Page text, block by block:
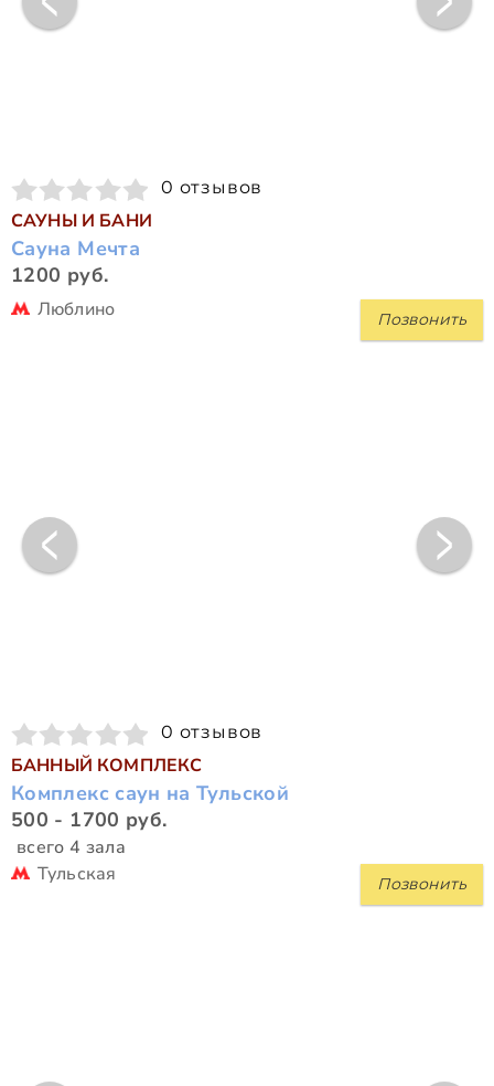
0 отзывов
САУНЫ И БАНИ
Сауна Мечта
1200 руб.
Позвонить
Люблино
0 отзывов
БАННЫЙ КОМПЛЕКС
Комплекс саун на Тульской
500 - 1700 руб.
всего 4 зала
Позвонить
Тульская